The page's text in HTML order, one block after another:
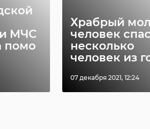
МЧС
помо
Храбрый
человек
несколько
человек из
07 декабря 2021, 12:24